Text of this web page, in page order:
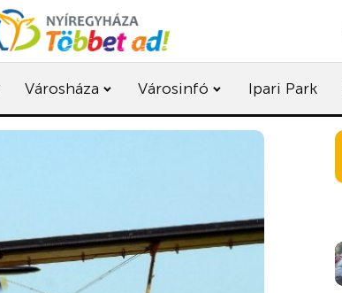
Városháza Városinfó Ipari Park